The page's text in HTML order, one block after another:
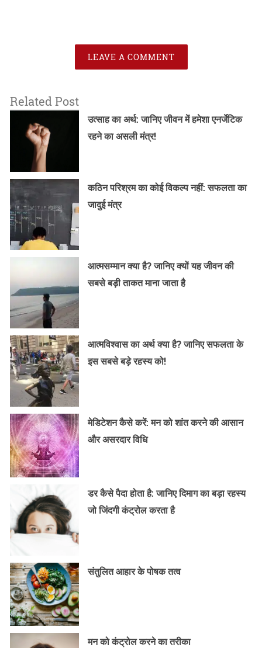
LEAVE A COMMENT
Related Post
उत्साह का अर्थ: जानिए जीवन में हमेशा एनर्जेटिक
रहने का असली मंत्र!
कठिन परिश्रम का कोई विकल्प नहीं: सफलता का
जादुई मंत्र
आत्मसम्मान क्या है? जानिए क्यों यह जीवन की
सबसे बड़ी ताकत माना जाता है
आत्मविश्वास का अर्थ क्या है? जानिए सफलता के
इस सबसे बड़े रहस्य को!
मेडिटेशन कैसे करें: मन को शांत करने की आसान
और असरदार विधि
डर कैसे पैदा होता है: जानिए दिमाग का बड़ा रहस्य
जो जिंदगी कंट्रोल करता है
संतुलित आहार के पोषक तत्व
मन को कंट्रोल करने का तरीका